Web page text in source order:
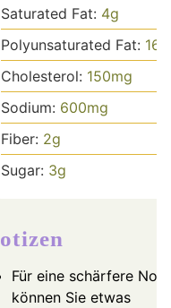
Saturated Fat: 4g
Polyunsaturated Fat: 16
Cholesterol: 150mg
Sodium: 600mg
Fiber: 2g
Sugar: 3g
Notizen
Für eine schärfere Note
können Sie etwas